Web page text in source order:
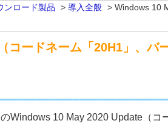
ンロード製品 > 導入全般 > Windows 10
ードネーム「20H1」、バ
Windows 10 May 2020 Update（